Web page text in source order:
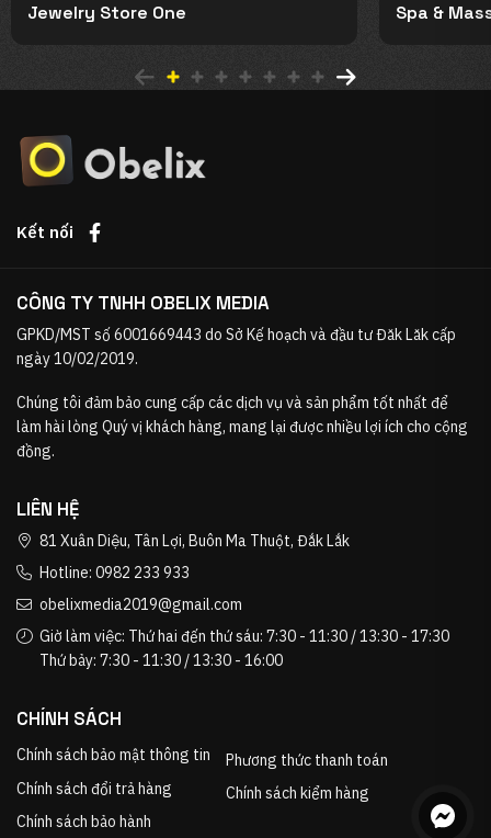
Jewelry Store One Spa &
Kết nối
CÔNG TY TNHH OBELIX MEDIA
GPKD/MST số 6001669443 do Sở Kế hoạch và đầu tư Đăk Lăk cấp
ngày 10/02/2019.
Chúng tôi đảm bảo cung cấp các dịch vụ và sản phẩm tốt nhất để
làm hài lòng Quý vị khách hàng, mang lại được nhiều lợi ích cho cộng
đồng.
LIÊN HỆ
81 Xuân Diệu, Tân Lợi, Buôn Ma Thuột, Đắk Lắk
Hotline: 0982 233 933
obelixmedia2019@gmail.com
Giờ làm việc: Thứ hai đến thứ sáu: 7:30 - 11:30 / 13:30 - 17:30
Thứ bảy: 7:30 - 11:30 / 13:30 - 16:00
CHÍNH SÁCH
Chính sách bảo mật thông tin
Chính sách đổi trả hàng
Chính sách bảo hành
Phương thức thanh toán
Chính sách kiểm hàng